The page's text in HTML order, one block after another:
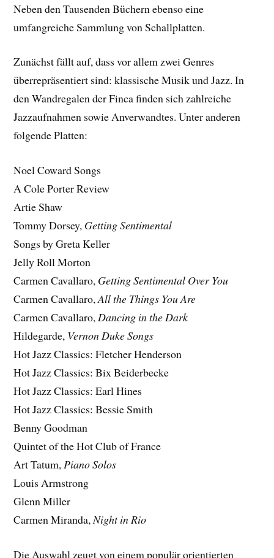
Neben den Tausenden Büchern ebenso eine
umfangreiche Sammlung von Schallplatten.
Zunächst fällt auf, dass vor allem zwei Genres
überrepräsentiert sind: klassische Musik und Jazz. In
den Wandregalen der Finca finden sich zahlreiche
Jazzaufnahmen sowie Anverwandtes. Unter anderen
folgende Platten:
Noel Coward Songs
A Cole Porter Review
Artie Shaw
Tommy Dorsey, Getting Sentimental
Songs by Greta Keller
Jelly Roll Morton
Carmen Cavallaro, Getting Sentimental Over You
Carmen Cavallaro,All the Things You Are
Carmen Cavallaro,Dancing in the Dark
Hildegarde, Vernon Duke Songs
Hot Jazz Classics: Fletcher Henderson
Hot Jazz Classics: Bix Beiderbecke
Hot Jazz Classics: Earl Hines
Hot Jazz Classics: Bessie Smith
Benny Goodman
Quintet of the Hot Club of France
Art Tatum,Piano Solos
Louis Armstrong
Glenn Miller
Carmen Miranda,Night in Rio
Die Auswahl zeugt von einem populär orientierten